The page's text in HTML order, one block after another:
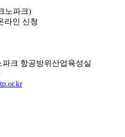
노파크)
라인 신청
크 항공방위산업육성실